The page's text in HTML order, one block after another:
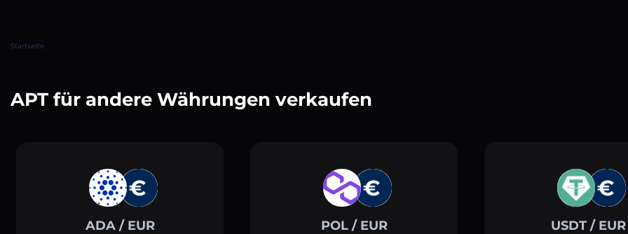
Startseite
APT für andere Währungen verkaufen
ADA / EUR POL / EUR USDT / EUR